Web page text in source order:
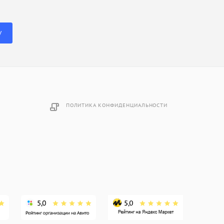
ПОЛИТИКА КОНФИДЕНЦИАЛЬНОСТИ